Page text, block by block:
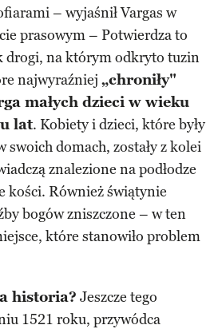
– wyjaśnił Vargas w
prasowym – Potwierdza to
drogi, na którym odkryto tuzin
najwyraźniej „chroniły"
małych dzieci w wieku
lat. Kobiety i dzieci, które były
swoich domach, zostały z kolei
znalezione na podłodze
kości. Również świątynie
bogów zniszczone – w ten
które stanowiło problem
historia? Jeszcze tego
1521 roku, przywódca